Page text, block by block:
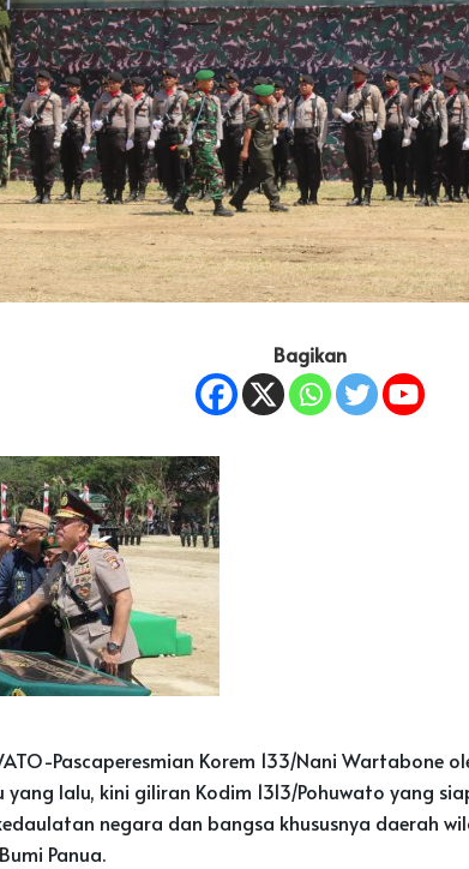
Bagikan
Pascaperesmian Korem 133/Nani Wartabone
lalu, kini giliran Kodim 1313/Pohuwato yang
negara dan bangsa khususnya daerah
Panua.